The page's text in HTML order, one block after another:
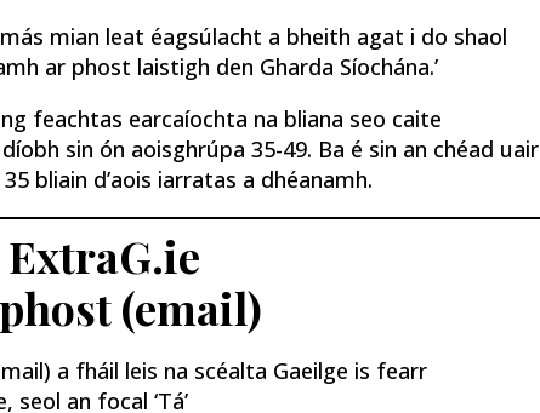
mian leat éagsúlacht a bheith agat i do shaol
ar phost laistigh den Gharda Síochána.’
feachtas earcaíochta na bliana seo caite
sin ón aoisghrúpa 35-49. Ba é sin an chéad uair
bliain d’aois iarratas a dhéanamh.
ExtraG.ie
(email)
a fháil leis na scéalta Gaeilge is fearr
seol an focal ‘Tá’